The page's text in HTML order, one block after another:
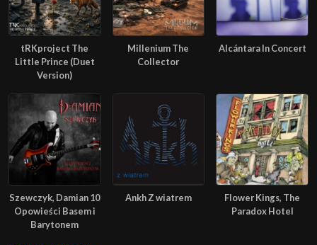
tRKproject The
Little Prince (Duet
Version)
Millenium The
Collector
Alcántara In Concert
Szewczyk, Damian 10
Opowieści Basem i
Barytonem
Ankh Z wiatrem
Flower Kings, The
Paradox Hotel